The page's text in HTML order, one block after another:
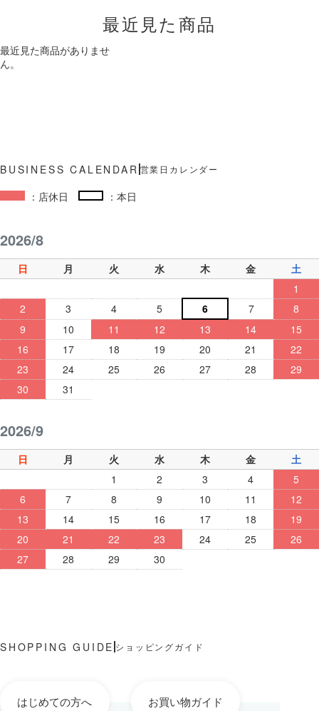
最近見た商品
最近見た商品がありませ
ん。
営業日カレンダー
：店休日 ：本日
2026/8
日 月 火 水 木 金
土
1
2
3 4 5 6 7
8
9
10 11 12 13 14
15
16
17 18 19 20 21
22
23
24 25 26 27 28
29
30
31
2026/9
日 月 火 水 木 金
土
1
2 3 4
5
6
7 8 9 10 11
12
13
14 15 16 17 18
19
20
21 22 23 24 25
26
27
28 29 30
ショッピングガイド
はじめての方へ お買い物ガイド